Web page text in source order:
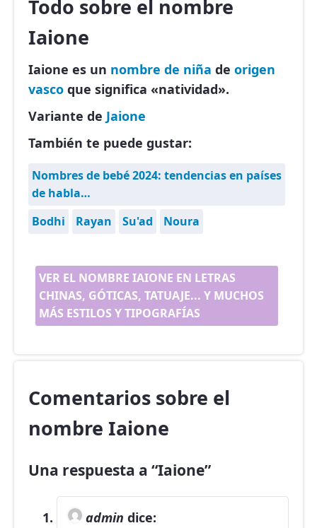
Todo sobre el nombre
Iaione
Iaione es un nombre de niña de origen
vasco que significa «natividad».
Variante de Jaione
También te puede gustar:
Nombres de bebé 2024: tendencias en países
de habla…
Bodhi
Rayan Su'ad Noura
VER EL NOMBRE IAIONE EN LETRAS
CHINAS, GÓTICAS, TATUAJE... Y MUCHOS
MÁS ESTILOS Y TIPOGRAFÍAS
Comentarios sobre el
nombre Iaione
Una respuesta a “Iaione”
admin dice: